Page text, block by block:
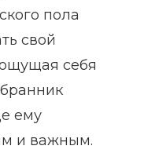
пола
свой
себя
ему
и важным.